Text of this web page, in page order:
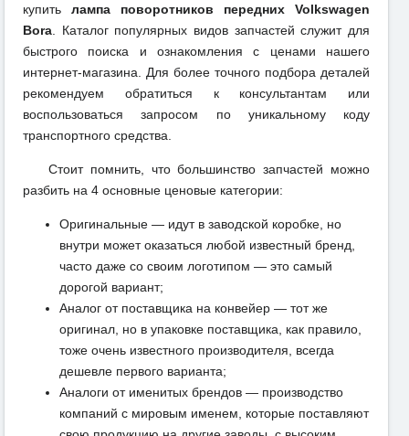
купить лампа поворотников передних Volkswagen
Bora. Каталог популярных видов запчастей служит для
быстрого поиска и ознакомления с ценами нашего
интернет-магазина. Для более точного подбора деталей
рекомендуем обратиться к консультантам или
воспользоваться запросом по уникальному коду
транспортного средства.
Стоит помнить, что большинство запчастей можно
разбить на 4 основные ценовые категории:
Оригинальные — идут в заводской коробке, но
внутри может оказаться любой известный бренд,
часто даже со своим логотипом — это самый
дорогой вариант;
Аналог от поставщика на конвейер — тот же
оригинал, но в упаковке поставщика, как правило,
тоже очень известного производителя, всегда
дешевле первого варианта;
Аналоги от именитых брендов — производство
компаний с мировым именем, которые поставляют